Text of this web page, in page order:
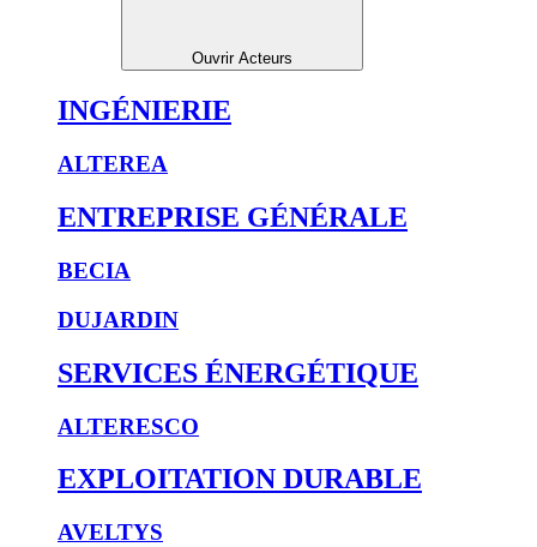
Ouvrir Acteurs
INGÉNIERIE
ALTEREA
ENTREPRISE GÉNÉRALE
BECIA
DUJARDIN
SERVICES ÉNERGÉTIQUE
ALTERESCO
EXPLOITATION DURABLE
AVELTYS